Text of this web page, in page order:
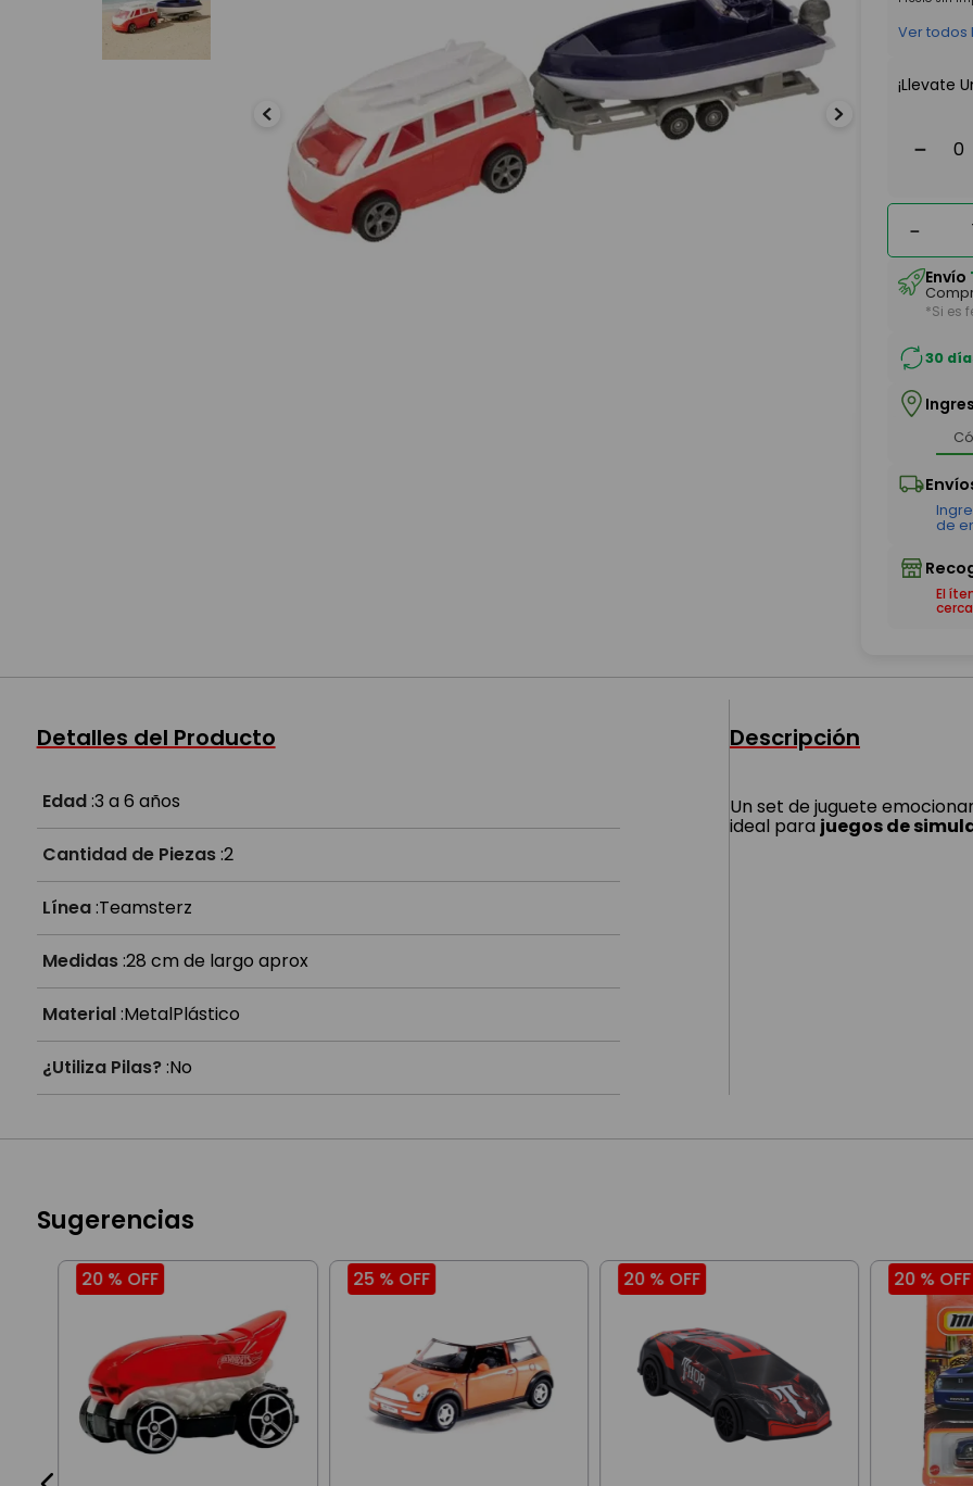
Ver todos
¡Llevate
－
－
Envío
*Si es
30
El
Detalles del Producto
Edad:3 a 6 años
Cantidad de Piezas:2
Línea:Teamsterz
Medidas:28 cm de largo aprox
Material:MetalPlástico
¿Utiliza Pilas?:No
Descripción
Un set de juguete
ideal para juegos de
Sugerencias
20 % OFF 25 % OFF 20 % OFF 20 % OFF